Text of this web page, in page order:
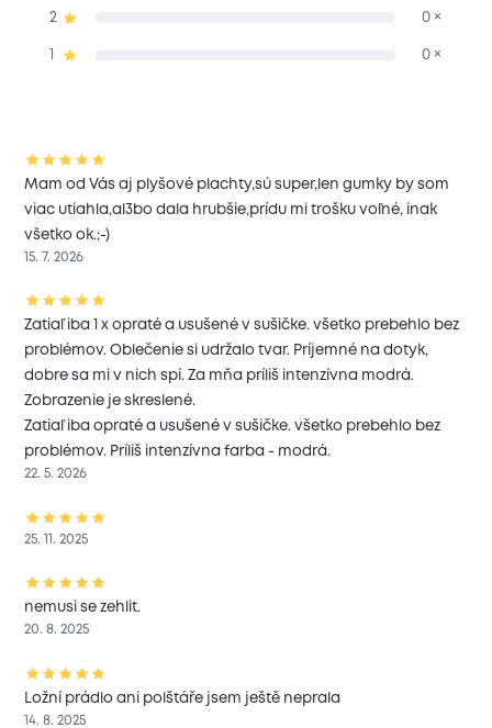
2 0 ×
0 ×
Mam od Vás aj plyšové plachty,sú super,len gumky by som
viac utiahla,al3bo dala hrubšie,prídu mi trošku voľné, inak
všetko ok.;-)
15. 7. 2026
Zatiaľ iba 1 x opraté a usušené v sušičke. všetko prebehlo bez
problémov. Oblečenie si udržalo tvar. Príjemné na dotyk,
dobre sa mi v nich spí. Za mňa príliš intenzívna modrá.
Zobrazenie je skreslené.
Zatiaľ iba opraté a usušené v sušičke. všetko prebehlo bez
problémov. Príliš intenzívna farba - modrá.
22. 5. 2026
25. 11. 2025
nemusi se zehlit.
20. 8. 2025
Ložní prádlo ani polštáře jsem ještě neprala
14. 8. 2025